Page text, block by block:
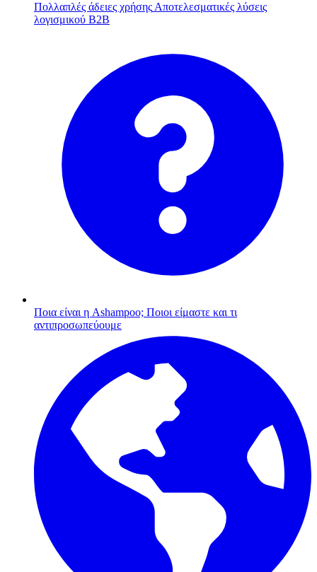
Πολλαπλές άδειες χρήσης Αποτελεσματικές λύσεις
λογισμικού B2B
Ποια είναι η Ashampoo; Ποιοι είμαστε και τι
αντιπροσωπεύουμε